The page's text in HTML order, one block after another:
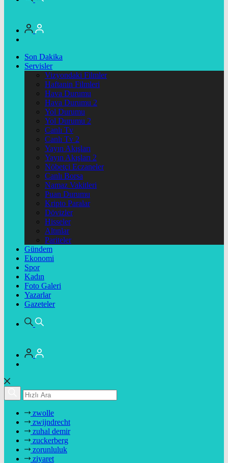
Son Dakika
Servisler
Vizyondaki Filmler
Haftanin Filmleri
Hava Durumu
Hava Durumu 2
Yol Durumu
Yol Durumu 2
Canlı Tv
Canlı Tv 2
Yayın Akışları
Yayın Akışları 2
Nöbetçi Eczaneler
Canlı Borsa
Namaz Vakitleri
Puan Durumu
Kripto Paralar
Dövizler
Hisseler
Altınlar
Pariteler
Gündem
Ekonomi
Spor
Kadın
Foto Galeri
Yazarlar
Gazeteler
zwolle
zwijndrecht
zuhal demir
zuckerberg
zorunluluk
ziyaret